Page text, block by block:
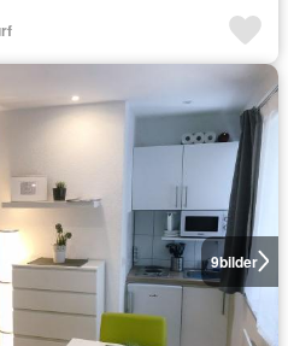
9bilder